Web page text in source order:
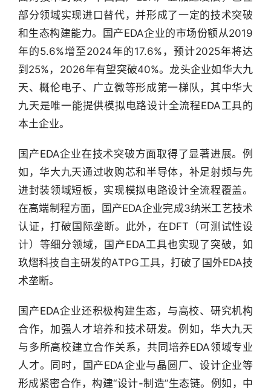
部分领域实现进口替代，并形成了一定的技术突破
和生态构建能力。国产EDA企业的市场份额从2019
年的5.6%增至2024年的17.6%，预计2025年将达
到25%，2026年有望突破40%。龙头企业如华大九
天、概伦电子、广立微等形成第一梯队，其中华大
九天是唯一能提供模拟电路设计全流程EDA工具的
本土企业。
国产EDA企业在技术突破方面取得了显著进展。例
如，华大九天通过收购芯和半导体，补足射频与先
进封装领域短板，实现模拟电路设计全流程覆盖。
在高端制程方面，国产EDA企业完成3纳米工艺技术
认证，打破国际垄断。此外，在DFT（可测试性设
计）等细分领域，国产EDA工具也实现了突破，如
玖熠科技自主研发的ATPG工具，打破了国外EDA技
术垄断。
国产EDA企业还积极构建生态，与高校、研究机构
合作，加强人才培养和技术研发。例如，华大九天
与多所高校建立合作关系，共同培养EDA领域专业
人才。同时，国产EDA企业与晶圆厂、设计企业等
形成紧密合作，构建“设计-制造”生态链。例如，中